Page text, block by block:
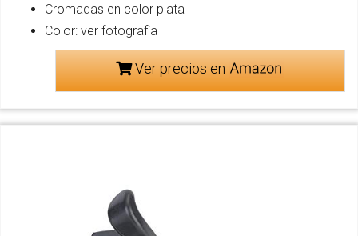
Cromadas en color plata
Color: ver fotografía
Ver precios en